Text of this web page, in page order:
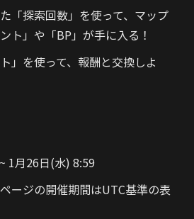
「探索回数」を使って、マップ
ト」や「BP」が手に入る！
」を使って、報酬と交換しよ
1月26日(水) 8:59
ージの開催期間はUTC基準の表